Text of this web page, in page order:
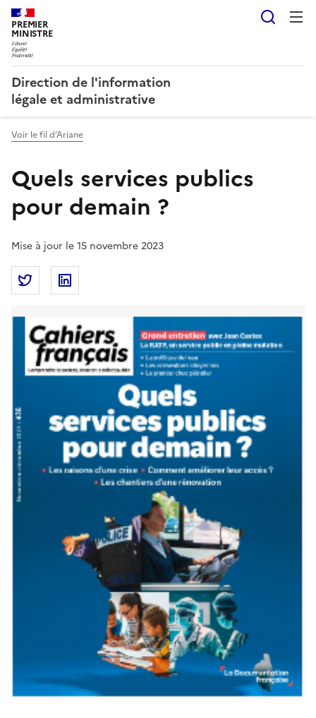
PREMIER
MINISTRE
Direction de l'information
légale et administrative
Voir le fil d’Ariane
Quels services publics
pour demain ?
Mise à jour le 15 novembre 2023
Partager la page
Partager Quels services publics pour demain ? sur